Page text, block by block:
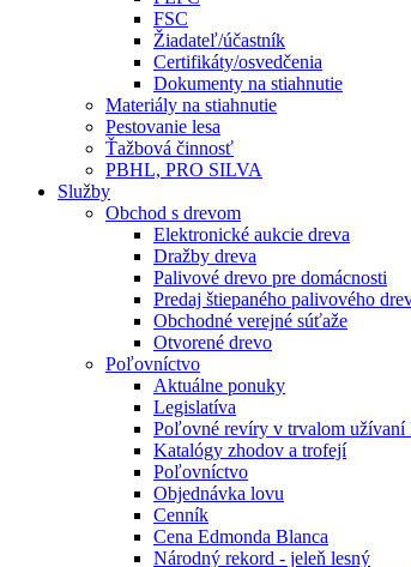
FSC
Žiadateľ/účastník
Certifikáty/osvedčenia
Dokumenty na stiahnutie
Materiály na stiahnutie
Pestovanie lesa
Ťažbová činnosť
PBHL, PRO SILVA
Služby
Obchod s drevom
Elektronické aukcie dreva
Dražby dreva
Palivové drevo pre domácnosti
Predaj štiepaného palivového
Obchodné verejné súťaže
Otvorené drevo
Poľovníctvo
Aktuálne ponuky
Legislatíva
Poľovné revíry v trvalom užívaní
Katalógy zhodov a trofejí
Poľovníctvo
Objednávka lovu
Cenník
Cena Edmonda Blanca
Národný rekord - jeleň lesný